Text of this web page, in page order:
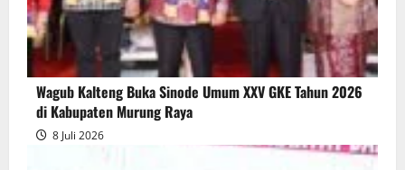
Wagub Kalteng Buka Sinode Umum XXV GKE Tahun 2026
di Kabupaten Murung Raya
8 Juli 2026